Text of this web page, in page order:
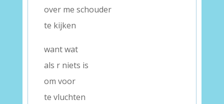
over me schouder
te kijken
want wat
als r niets is
om voor
te vluchten